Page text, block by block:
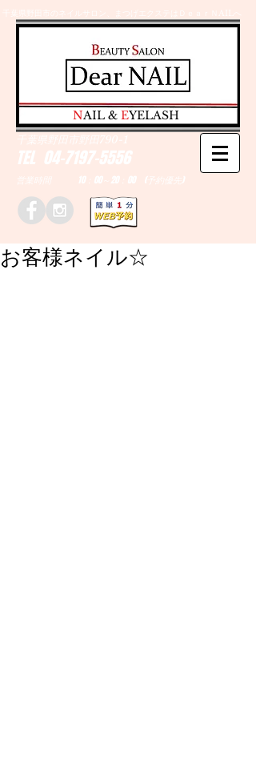
千葉県野田市のネイルサロン、まつげエクステはＤｅａｒＮAILへ
TEL 04-7197-5556
営業時間 10：00～20：00 (予約優先)
千葉県野田市野田790-1
​NAIL & EYELASH
お客様ネイル☆